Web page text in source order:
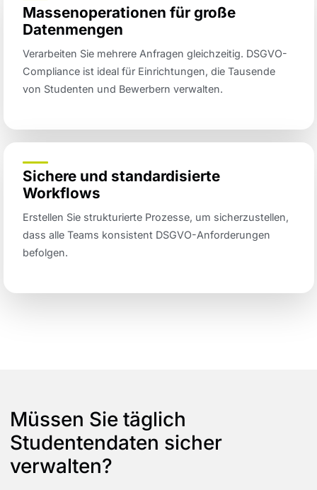
Massenoperationen für große
Datenmengen
Verarbeiten Sie mehrere Anfragen gleichzeitig. DSGVO-
Compliance ist ideal für Einrichtungen, die Tausende
von Studenten und Bewerbern verwalten.
Sichere und standardisierte
Workflows
Erstellen Sie strukturierte Prozesse, um sicherzustellen,
dass alle Teams konsistent DSGVO-Anforderungen
befolgen.
Müssen Sie täglich
Studentendaten sicher
verwalten?